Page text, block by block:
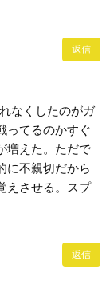
返信
なくしたのがガ
ってるのかすぐ
増えた。ただで
に不親切だから
えさせる。スプ
返信